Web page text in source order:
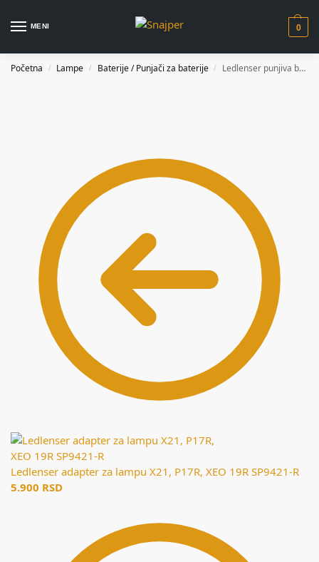
MENI 0
Početna / Lampe / Baterije / Punjači za baterije / Ledlenser punjiva baterija 21700 4800mah 3,7V – 502262
Ledlenser adapter za lampu X21, P17R, XEO 19R SP9421-R
5.900 RSD